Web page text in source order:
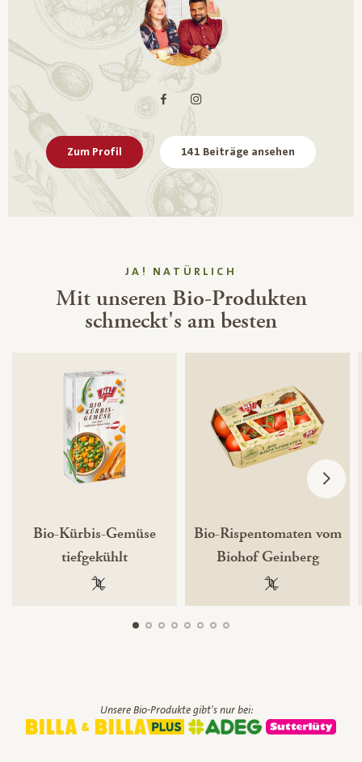
Zum Profil 141 Beiträge ansehen
JA! NATÜRLICH
Mit unseren Bio-Produkten
schmeckt's am besten
Bio-Kürbis-Gemüse
tiefgekühlt
100 % gentechnikfrei
Bio-Rispentomaten vom
Biohof Geinberg
100 %
Unsere Bio-Produkte gibt's nur bei: